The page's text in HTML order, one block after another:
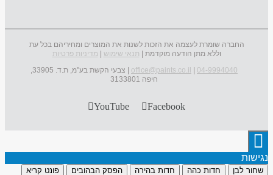
החברה שומרת לעצמה את הזכות לשנות את המוצרים ומחיריהם בכל עת
וללא מתן הודעה מוקדמת | תנאי שימוש
מדיניות פרטיות
04-9994040
office@paints.co.il
| צבעי הקשת בע"מ, ת.ד. 33905,
חיפה 3133801
Facebook
YouTube
נגישות
שחור לבן חדות כהה חדות בהירה הפסק הבהובים פונט קריא